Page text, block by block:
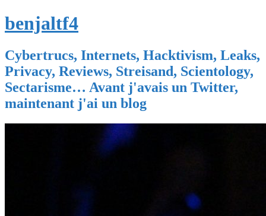
benjaltf4
Cybertrucs, Internets, Hacktivism, Leaks,
Privacy, Reviews, Streisand, Scientology,
Sectarisme… Avant j'avais un Twitter,
maintenant j'ai un blog